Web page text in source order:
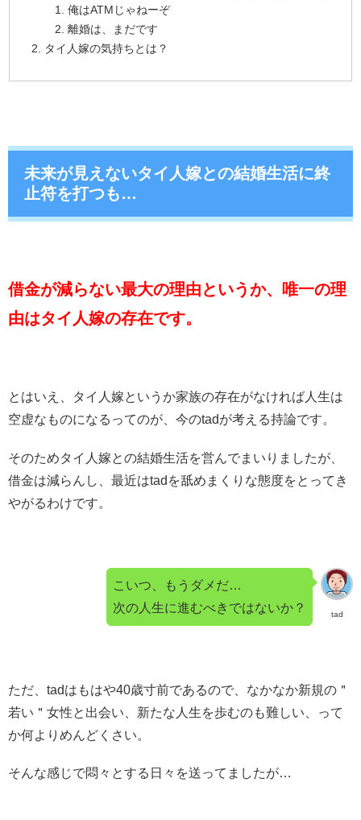
俺はATMじゃねーぞ
離婚は、まだです
タイ人嫁の気持ちとは？
未来が見えないタイ人嫁との結婚生活に終
止符を打つも…
借金が減らない最大の理由というか、唯一の理
由はタイ人嫁の存在です。
とはいえ、タイ人嫁というか家族の存在がなければ人生は
空虚なものになるってのが、今のtadが考える持論です。
そのためタイ人嫁との結婚生活を営んでまいりましたが、
借金は減らんし、最近はtadを舐めまくりな態度をとってき
やがるわけです。
tad
こいつ、もうダメだ…
次の人生に進むべきではないか？
ただ、tadはもはや40歳寸前であるので、なかなか新規の＂
若い＂女性と出会い、新たな人生を歩むのも難しい、って
か何よりめんどくさい。
そんな感じで悶々とする日々を送ってましたが…